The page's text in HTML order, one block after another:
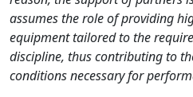
assumes the role of providing
equipment tailored to the
discipline, thus contributing to
conditions necessary for